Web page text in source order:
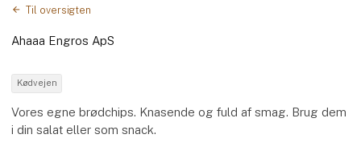
Til oversigten
Ahaaa Engros ApS
Kødvejen
Vores egne brødchips. Knasende og fuld af smag. Brug dem
i din salat eller som snack.